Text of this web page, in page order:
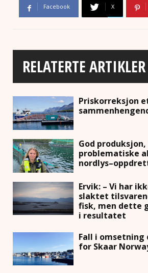
Facebook X
RELATERTE ARTIKLER
Priskorreksjon
God produksjon,
problematiske
Ervik: – Vi har
slaktet
fisk, men dette
i resultatet
Fall i omsetning
for Skaar